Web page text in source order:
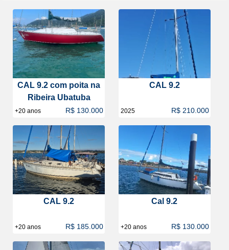
CAL 9.2 com poita na
Ribeira Ubatuba
+20 anos R$ 130.000
CAL 9.2
2025 R$ 210.000
CAL 9.2
+20 anos R$ 185.000
Cal 9.2
+20 anos R$ 130.000